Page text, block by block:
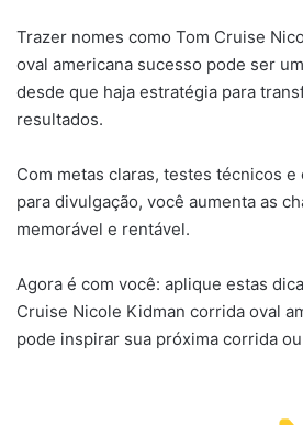
Trazer nomes como Tom Cruise
oval americana sucesso pode ser
desde que haja estratégia para
resultados.
Com metas claras, testes técnicos
para divulgação, você aumenta as
memorável e rentável.
Agora é com você: aplique estas
Cruise Nicole Kidman corrida oval
pode inspirar sua próxima corrida